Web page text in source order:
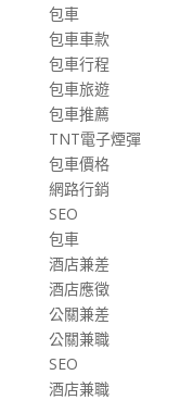
包車
包車車款
包車行程
包車旅遊
包車推薦
TNT電子煙彈
包車價格
網路行銷
SEO
包車
酒店兼差
酒店應徵
公關兼差
公關兼職
SEO
酒店兼職